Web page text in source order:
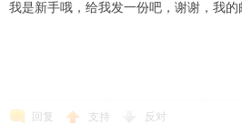
我是新手哦，给我发一份吧，谢谢，我的
回复 支持 反对